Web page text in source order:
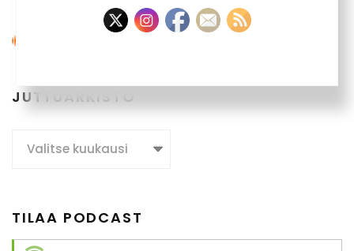
JUTTUARKISTO
Juttuarkisto
TILAA PODCAST